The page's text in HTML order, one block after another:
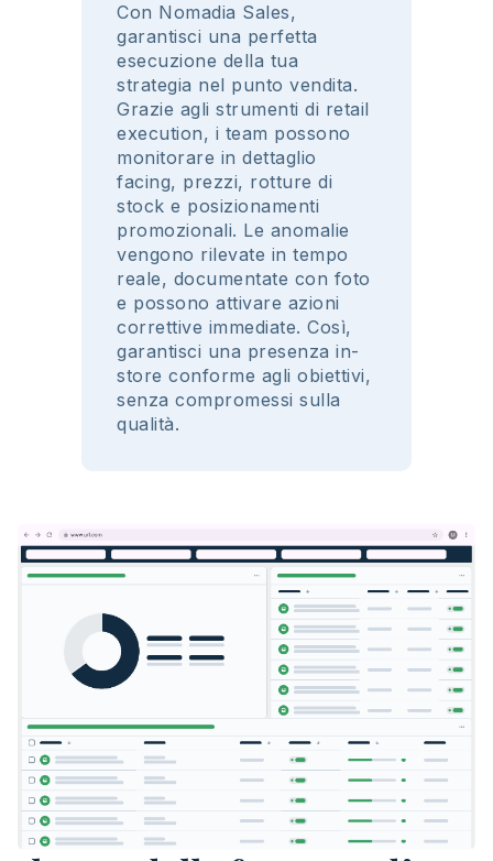
Con Nomadia Sales,
garantisci una perfetta
esecuzione della tua
strategia nel punto vendita.
Grazie agli strumenti di retail
execution, i team possono
monitorare in dettaglio
facing, prezzi, rotture di
stock e posizionamenti
promozionali. Le anomalie
vengono rilevate in tempo
reale, documentate con foto
e possono attivare azioni
correttive immediate. Così,
garantisci una presenza in-
store conforme agli obiettivi,
senza compromessi sulla
qualità.